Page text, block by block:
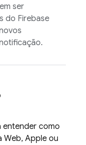
ser
do Firebase
entender como
Web, Apple ou